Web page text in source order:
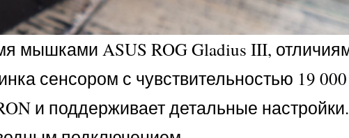
мышками ASUS ROG Gladius III,
сенсором с чувствительностью 19
и поддерживает детальные